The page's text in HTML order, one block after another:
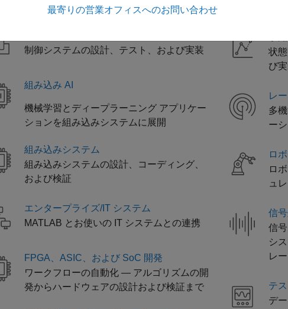
化、およびモデル化
制御システムの設計、テスト、および実装
組み込み AI
機械学習とディープラーニング アプリケー
ションを組み込みシステムに展開
組み込みシステム
組み込みシステムの設計、コーディング、
および検証
エンタープライズ/IT システム
MATLAB とお使いの IT システムとの連携
FPGA、ASIC、および SoC 開発
ワークフローの自動化 — アルゴリズムの開
発からハードウェアの設計および検証まで
状
び
レ
多
ー
ロ
ロ
ュ
信
信
シ
レ
テ
デ
最寄りの営業オフィスへのお問い合わせ